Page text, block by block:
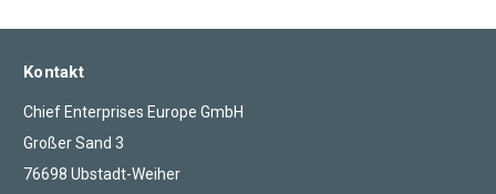
Kontakt
Chief Enterprises Europe GmbH
Großer Sand 3
76698 Ubstadt-Weiher